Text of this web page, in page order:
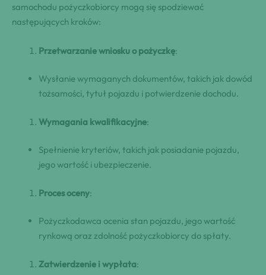
samochodu pożyczkobiorcy mogą się spodziewać
następujących kroków:
Przetwarzanie wniosku o pożyczkę:
Wysłanie wymaganych dokumentów, takich jak dowód
tożsamości, tytuł pojazdu i potwierdzenie dochodu.
Wymagania kwalifikacyjne:
Spełnienie kryteriów, takich jak posiadanie pojazdu,
jego wartość i ubezpieczenie.
Proces oceny:
Pożyczkodawca ocenia stan pojazdu, jego wartość
rynkową oraz zdolność pożyczkobiorcy do spłaty.
Zatwierdzenie i wypłata: